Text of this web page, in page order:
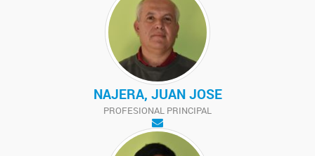
NAJERA, JUAN JOSE
PROFESIONAL PRINCIPAL